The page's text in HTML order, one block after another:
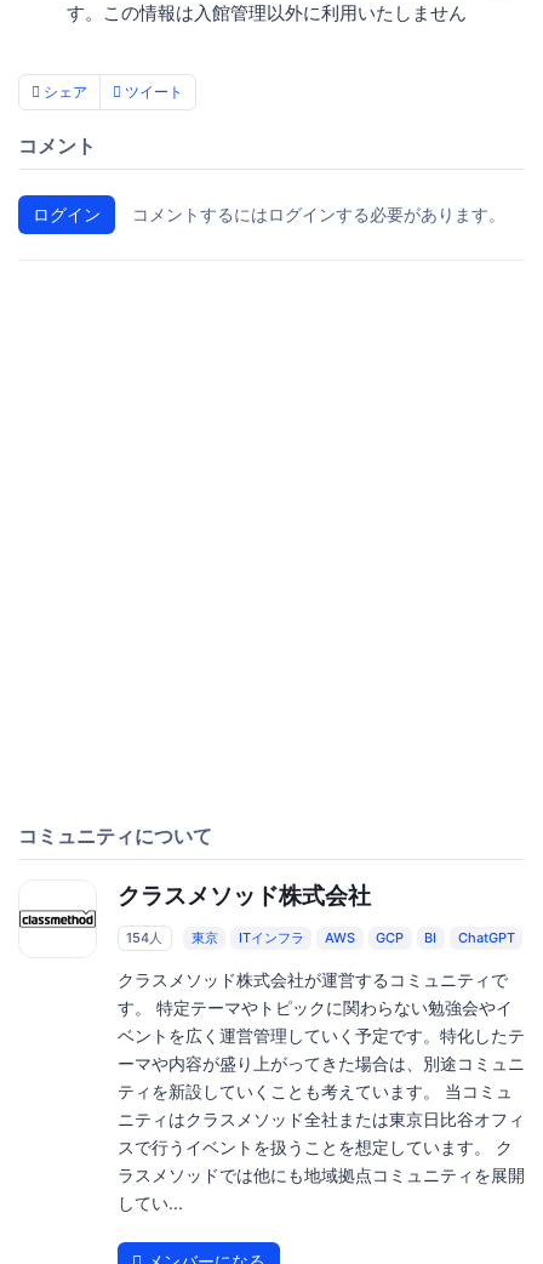
す。この情報は入館管理以外に利用いたしません
シェア ツイート
コメント
ログイン コメントするにはログインする必要があります。
コミュニティについて
クラスメソッド株式会社
154人 東京 ITインフラ AWS GCP BI ChatGPT
クラスメソッド株式会社が運営するコミュニティで
す。 特定テーマやトピックに関わらない勉強会やイ
ベントを広く運営管理していく予定です。特化したテ
ーマや内容が盛り上がってきた場合は、別途コミュニ
ティを新設していくことも考えています。 当コミュ
ニティはクラスメソッド全社または東京日比谷オフィ
スで行うイベントを扱うことを想定しています。 ク
ラスメソッドでは他にも地域拠点コミュニティを展開
してい...